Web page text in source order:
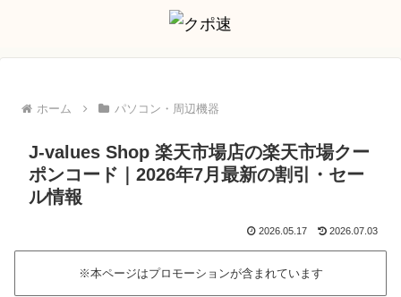
ホーム パソコン・周辺機器
J-values Shop 楽天市場店の楽天市場クー
ポンコード｜2026年7月最新の割引・セー
ル情報
2026.05.17 2026.07.03
※本ページはプロモーションが含まれています